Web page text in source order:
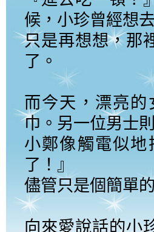
候，小珍曾經想
只是再想想，那
了。
而今天，漂亮
巾。另一位男士
小鄭像觸電似
了！』
儘管只是個簡單
向來愛說話的小